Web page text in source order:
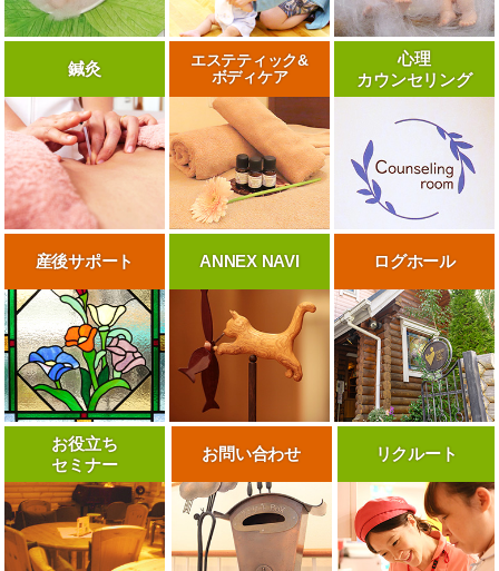
鍼灸
エステティック&
ボディケア
心理
カウンセリング
産後サポート ANNEX NAVI ログホール
お役立ち
セミナー
お問い合わせ リクルート